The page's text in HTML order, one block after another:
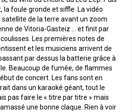
la foule gronde et siffle. La vidéo
de la terre avant un zoom
de Vitoria-Gasteiz … et finit par
Les premières notes de
et les musiciens arrivent de
par dessus la batterie grâce à
Beaucoup de fumée, de flammes
de concert. Les fans sont en
dans un karaoké géant, tout le
pas faire le « titre par titre » mais
une bonne claque. Rien à voir